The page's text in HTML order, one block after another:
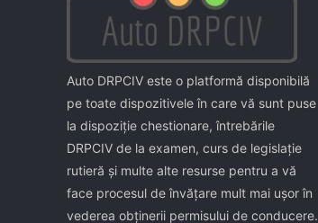
Auto DRPCIV este o platformă disponibilă
pe toate dispozitivele în care vă sunt puse
la dispoziţie chestionare, întrebările
DRPCIV de la examen, curs de legislaţie
rutieră şi multe alte resurse pentru a vă
face procesul de învăţare mult mai uşor în
vederea obţinerii permisului de conducere.